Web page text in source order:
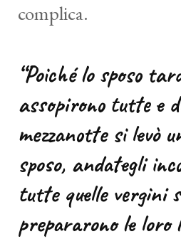
complica.
“Poiché lo sposo
assopirono tutte e
mezzanotte si levò
sposo, andategli
tutte quelle vergini
prepararono le loro